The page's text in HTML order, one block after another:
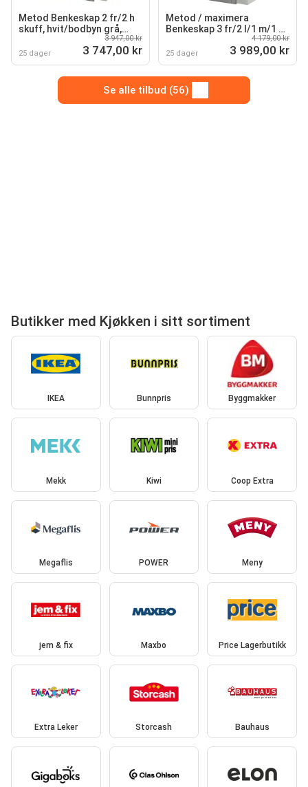
Metod Benkeskap 2 fr/2 h
skuff, hvit/bodbyn grå,
25 dager
3 947,00 kr
3 747,00 kr
Metod / maximera
Benkeskap 3 fr/2 l/1 m/1 h
skuff, hvit/bodbyn grå,
60x60 cm
25 dager
4 179,00 kr
3 989,00 kr
Se alle tilbud (56)
Butikker med Kjøkken i sitt sortiment
IKEA Bunnpris Byggmakker
Mekk Kiwi Coop Extra
Megaflis POWER Meny
jem & fix Maxbo Price Lagerbutikk
Extra Leker Storcash Bauhaus